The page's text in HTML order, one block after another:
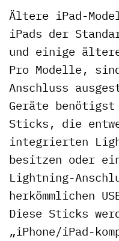
Ältere iPad-
iPads der
und einige
Pro Modelle,
Anschluss
Geräte
Sticks, die
integrierten
besitzen oder
Lightning-
herkömmlichen
Diese Sticks
„iPhone/iPad-